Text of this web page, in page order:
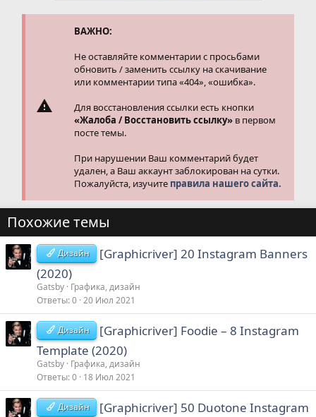
ВАЖНО:
Не оставляйте комментарии с просьбами
обновить / заменить ссылку на скачивание
или комментарии типа «404», «ошибка».
Для восстановления ссылки есть кнопки
«Жалоба / Восстановить ссылку» в первом
посте темы.
При нарушении Ваш комментарий будет
удален, а Ваш аккаунт заблокирован на сутки.
Пожалуйста, изучите правила нашего сайта.
Похожие темы
Дизайн
[Graphicriver] 20 Instagram Banners
(2020)
Gatsby Графика, дизайн
Ответы 0 20 Июл 2021
Дизайн
[Graphicriver] Foodie – 8 Instagram
Template (2020)
Gatsby Графика, дизайн
Ответы 0 18 Июл 2021
Дизайн
[Graphicriver] 50 Duotone Instagram